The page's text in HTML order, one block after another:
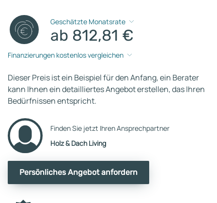
Geschätzte Monatsrate
ab 812,81 €
Finanzierungen kostenlos vergleichen
Dieser Preis ist ein Beispiel für den Anfang, ein Berater
kann Ihnen ein detailliertes Angebot erstellen, das Ihren
Bedürfnissen entspricht.
Finden Sie jetzt Ihren Ansprechpartner
Holz & Dach Living
Persönliches Angebot anfordern